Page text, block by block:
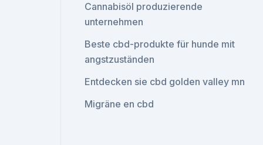
Cannabisöl produzierende
unternehmen
Beste cbd-produkte für hunde mit
angstzuständen
Entdecken sie cbd golden valley mn
Migräne en cbd